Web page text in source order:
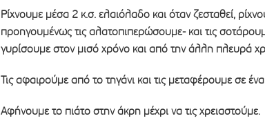
Ρίχνουμε μέσα 2 κ.σ. ελαιόλαδο και όταν ζεσταθεί,
προηγουμένως τις αλατοπιπερώσουμε- και τις
γυρίσουμε στον μισό χρόνο και από την άλλη πλευρά
Τις αφαιρούμε από το τηγάνι και τις μεταφέρουμε σε
Αφήνουμε το πιάτο στην άκρη μέχρι να τις χρειαστούμε.